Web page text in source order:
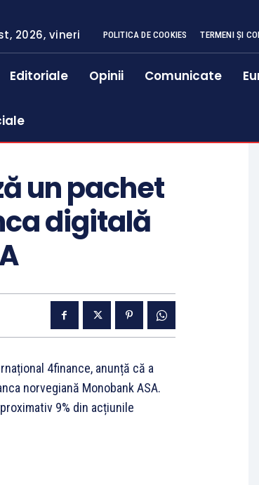
2026, vineri POLITICA DE COOKIES TERMENI ȘI
Editoriale Opinii Comunicate
un pachet
digitală
4finance, anunță că a
norvegiană Monobank ASA.
9% din acțiunile